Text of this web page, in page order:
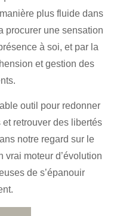
plus fluide dans
procurer une sensation
à soi, et par la
et gestion des
outil pour redonner
retrouver des libertés
notre regard sur le
vrai moteur d’évolution
de s’épanouir